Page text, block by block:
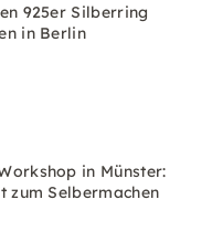
925er Silberring
in Berlin
in Münster:
zum Selbermachen